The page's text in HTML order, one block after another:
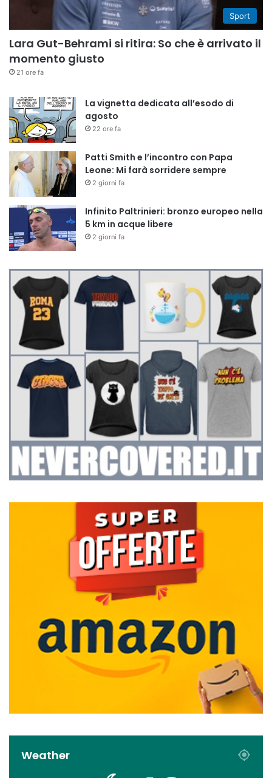
Sport
Lara Gut-Behrami si ritira: So che è arrivato il
momento giusto
21 ore fa
La vignetta dedicata all’esodo di
agosto
22 ore fa
Patti Smith e l’incontro con Papa
Leone: Mi farà sorridere sempre
2 giorni fa
Infinito Paltrinieri: bronzo europeo nella
5 km in acque libere
2 giorni fa
Weather